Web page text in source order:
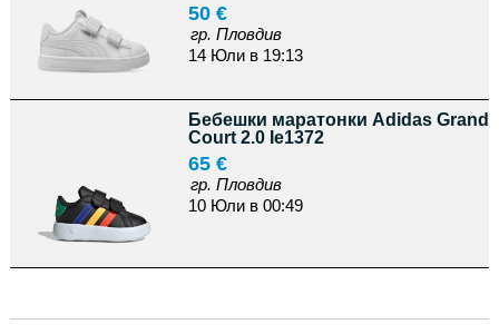
50 €
гр. Пловдив
14 Юли в 19:13
Бебешки маратонки Adidas Grand
Court 2.0 Ie1372
65 €
гр. Пловдив
10 Юли в 00:49